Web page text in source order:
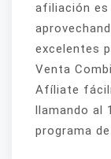
afiliación es
excelentes
Venta
Afíliate
llamando al
programa